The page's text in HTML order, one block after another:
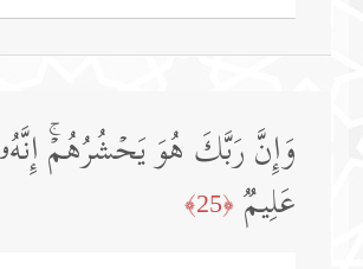
وَإِنَّ رَبَّكَ هُوَ یَحۡشُرُهُمۡۚ
عَلِیمࣱ ﴿25﴾